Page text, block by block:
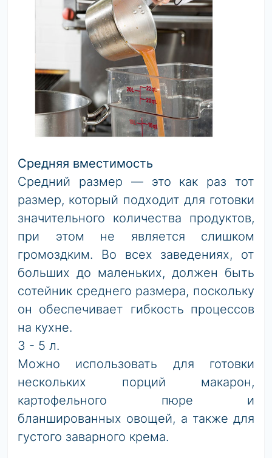
Средняя вместимость
Средний размер — это как раз тот
размер, который подходит для готовки
значительного количества продуктов,
при этом не является слишком
громоздким. Во всех заведениях, от
больших до маленьких, должен быть
сотейник среднего размера, поскольку
он обеспечивает гибкость процессов
на кухне.
3 - 5 л.
Можно использовать для готовки
нескольких порций макарон,
картофельного пюре и
бланшированных овощей, а также для
густого заварного крема.